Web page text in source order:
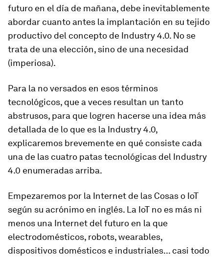
futuro en el día de mañana, debe inevitablemente
abordar cuanto antes la implantación en su tejido
productivo del concepto de Industry 4.0. No se
trata de una elección, sino de una necesidad
(imperiosa).
Para la no versados en esos términos
tecnológicos, que a veces resultan un tanto
abstrusos, para que logren hacerse una idea más
detallada de lo que es la Industry 4.0,
explicaremos brevemente en qué consiste cada
una de las cuatro patas tecnológicas del Industry
4.0 enumeradas arriba.
Empezaremos por la Internet de las Cosas o IoT
según su acrónimo en inglés. La IoT no es más ni
menos una Internet del futuro en la que
electrodomésticos, robots, wearables,
dispositivos domésticos e industriales... casi todo